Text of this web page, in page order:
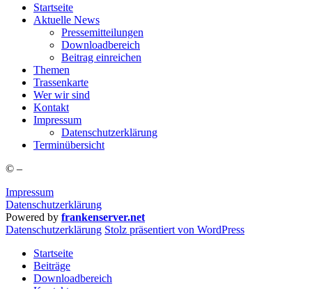
Start­sei­te
Aktu­el­le News
Pres­se­mit­tei­lun­gen
Down­load­be­reich
Bei­trag einreichen
The­men
Tras­sen­kar­te
Wer wir sind
Kon­takt
Impres­sum
Daten­schutz­er­klä­rung
Ter­min­über­sicht
© –
Impressum
Datenschutzerklärung
Powered by frankenserver.net
Daten­schutz­er­klä­rung Stolz präsentiert von WordPress
Startseite
Beiträge
Downloadbereich